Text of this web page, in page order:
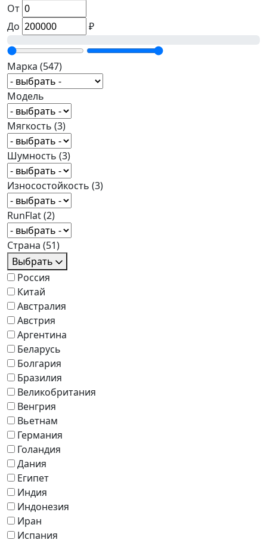
От
До
₽
Марка (547)
Модель
Мягкость (3)
Шумность (3)
Износостойкость (3)
RunFlat(2)
Страна (51)
Выбрать
Россия
Китай
Австралия
Австрия
Аргентина
Беларусь
Болгария
Бразилия
Великобритания
Венгрия
Вьетнам
Германия
Голандия
Дания
Египет
Индия
Индонезия
Иран
Испания